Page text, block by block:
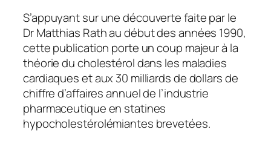
S’appuyant sur une découverte faite par le
Dr Matthias Rath au début des années 1990,
cette publication porte un coup majeur à la
théorie du cholestérol dans les maladies
cardiaques et aux 30 milliards de dollars de
chiffre d’affaires annuel de l’industrie
pharmaceutique en statines
hypocholestérolémiantes brevetées.